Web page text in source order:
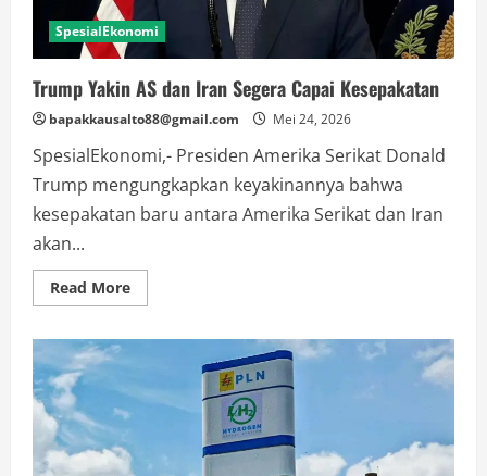
SpesialEkonomi
Trump Yakin AS dan Iran Segera Capai Kesepakatan
bapakkausalto88@gmail.com Mei 24, 2026
SpesialEkonomi,- Presiden Amerika Serikat Donald
Trump mengungkapkan keyakinannya bahwa
kesepakatan baru antara Amerika Serikat dan Iran
akan...
Read MoreRead
more
Iran
Segera
Kesepakatan